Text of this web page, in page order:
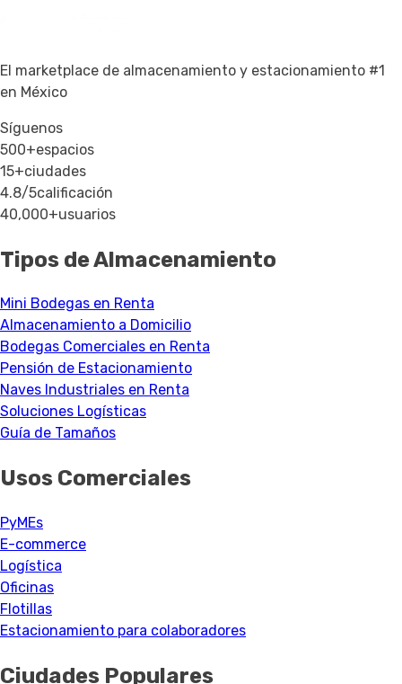
El marketplace de almacenamiento y estacionamiento #1
en México
Síguenos
500+espacios
15+ciudades
4.8/5calificación
40,000+usuarios
Tipos de Almacenamiento
Mini Bodegas en Renta
Almacenamiento a Domicilio
Bodegas Comerciales en Renta
Pensión de Estacionamiento
Naves Industriales en Renta
Soluciones Logísticas
Guía de Tamaños
Usos Comerciales
PyMEs
E-commerce
Logística
Oficinas
Flotillas
Estacionamiento para colaboradores
Ciudades Populares